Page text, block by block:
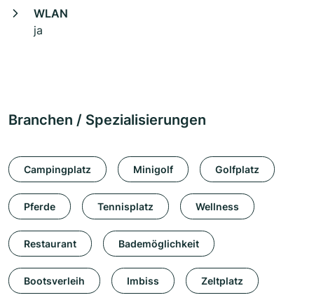
WLAN
ja
Branchen / Spezialisierungen
Campingplatz Minigolf Golfplatz
Pferde Tennisplatz Wellness
Restaurant Bademöglichkeit
Bootsverleih Imbiss Zeltplatz